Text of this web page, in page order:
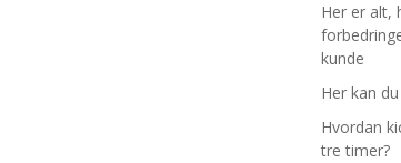
Her er alt,
kunde
Her kan
Hvordan
tre timer?